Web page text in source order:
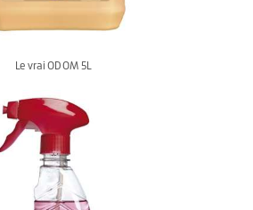
Le vrai OD OM 5L